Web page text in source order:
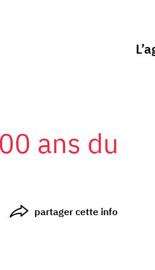
ans du
partager cette info